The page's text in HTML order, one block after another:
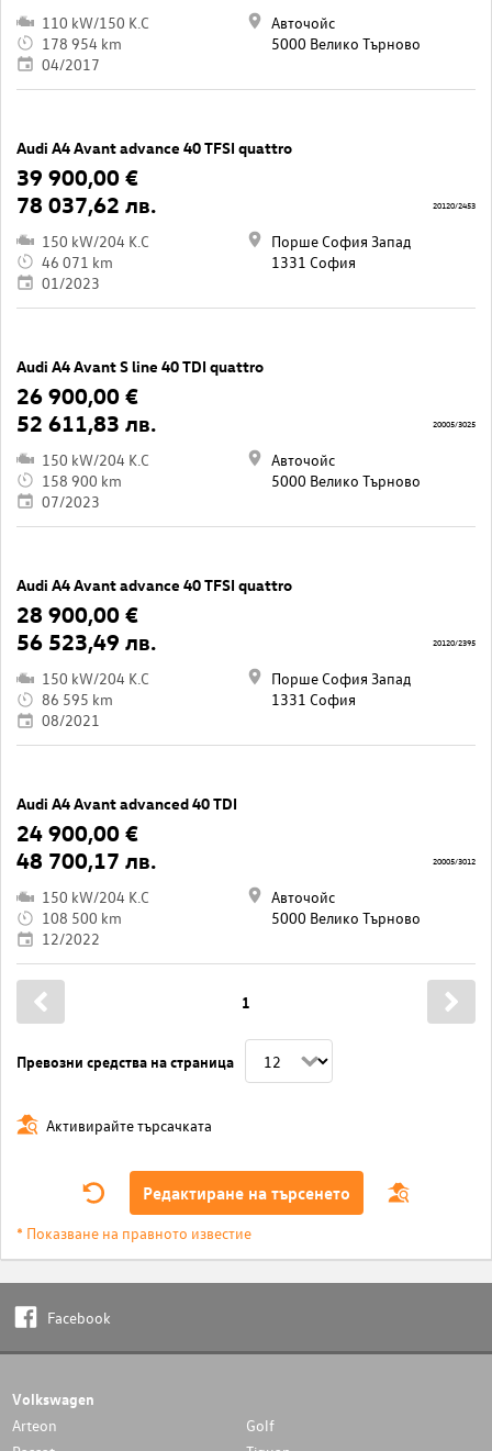
110 kW/150 K.C
178 954 km
04/2017
Авточойс
5000 Велико Търново
Audi A4 Avant advance 40 TFSI quattro
39 900,00 €
78 037,62 лв.
150 kW/204 K.C
46 071 km
01/2023
Порше София Запад
1331 София
20120/2453
Audi A4 Avant S line 40 TDI quattro
26 900,00 €
52 611,83 лв.
150 kW/204 K.C
158 900 km
07/2023
Авточойс
5000 Велико Търново
20005/3025
Audi A4 Avant advance 40 TFSI quattro
28 900,00 €
56 523,49 лв.
150 kW/204 K.C
86 595 km
08/2021
Порше София Запад
1331 София
20120/2395
Audi A4 Avant advanced 40 TDI
24 900,00 €
48 700,17 лв.
150 kW/204 K.C
108 500 km
12/2022
Авточойс
5000 Велико Търново
20005/3012
Превозни средства на страница
1
Активирайте търсачката
Редактиране на търсенето
* Показване на правното известие
Facebook
Volkswagen
Arteon
Golf